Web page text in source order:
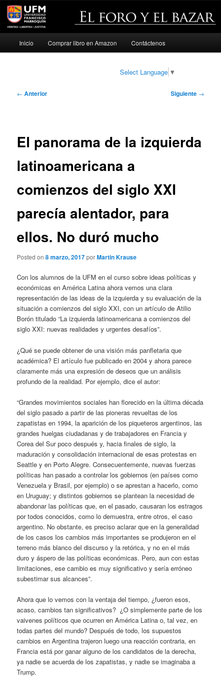
Ir
Inicio Comprar libro en Amazon Contáctenos
Select Language ▼
Navegación
← Anterior Siguiente →
El panorama de la izquierda
latinoamericana a
comienzos del siglo XXI
parecía alentador, para
ellos. No duró mucho
Posted on8 marzo, 2017porMartin Krause
Con los alumnos de la UFM en el curso sobre ideas políticas y
económicas en América Latina ahora vemos una clara
representación de las ideas de la izquierda y su evaluación de la
situación a comienzos del siglo XXI, con un artículo de Atilio
Borón titulado “La izquierda latinoamericana a comienzos del
siglo XXI: nuevas realidades y urgentes desafíos”.
¿Qué se puede obtener de una visión más panfletaria que
académica? El artículo fue publicado en 2004 y ahora parece
claramente más una expresión de deseos que un análisis
profundo de la realidad. Por ejemplo, dice el autor:
“Grandes movimientos sociales han florecido en la última década
del siglo pasado a partir de las pioneras revueltas de los
zapatistas en 1994, la aparición de los piqueteros argentinos, las
grandes huelgas ciudadanas y de trabajadores en Francia y
Corea del Sur poco después y, hacia finales de siglo, la
maduración y consolidación internacional de esas protestas en
Seattle y en Porto Alegre. Consecuentemente, nuevas fuerzas
políticas han pasado a controlar los gobiernos (en países como
Venezuela y Brasil, por ejemplo) o se aprestan a hacerlo, como
en Uruguay; y distintos gobiernos se plantean la necesidad de
abandonar las políticas que, en el pasado, causaran los estragos
por todos conocidos, como lo demuestra, entre otros, el caso
argentino. No obstante, es preciso aclarar que en la generalidad
de los casos los cambios más importantes se produjeron en el
terreno más blanco del discurso y la retórica, y no en el más
duro y áspero de las políticas económicas. Pero, aun con estas
limitaciones, ese cambio es muy significativo y sería erróneo
subestimar sus alcances”.
Ahora que lo vemos con la ventaja del tiempo, ¿fueron esos,
acaso, cambios tan significativos? ¿O simplemente parte de los
vaivenes políticos que ocurren en América Latina o, tal vez, en
todas partes del mundo? Después de todo, los supuestos
cambios en Argentina trajeron luego una reacción contraria, en
Francia está por ganar alguno de los candidatos de la derecha,
ya nadie se acuerda de los zapatistas, y nadie se imaginaba a
Trump.